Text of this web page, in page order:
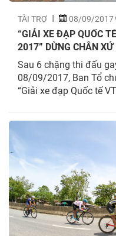
TÀI TRỢ 08/09/2017
“GIẢI XE ĐẠP QUỐC
2017” DỪNG CHÂN XỨ
Sau 6 chặng thi đấu
08/09/2017, Ban Tổ
“Giải xe đạp Quốc tế
xinh đẹp.